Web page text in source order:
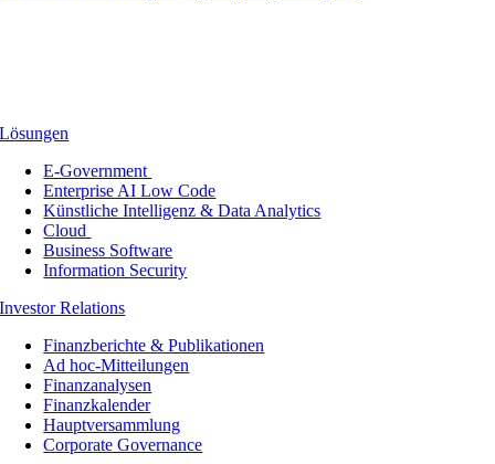
Lösungen
E-Government
Enterprise AI Low Code
Künstliche Intelligenz & Data Analytics
Cloud
Business Software
Information Security
Investor Relations
Finanzberichte & Publikationen
Ad hoc-Mitteilungen
Finanzanalysen
Finanzkalender
Hauptversammlung
Corporate Governance